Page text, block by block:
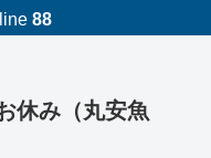
88
休み（丸安魚